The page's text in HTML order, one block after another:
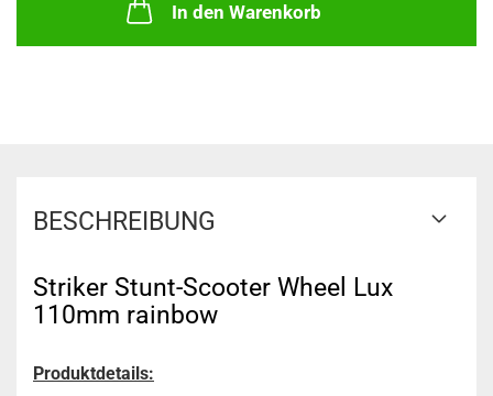
In den Warenkorb
BESCHREIBUNG
Striker Stunt-Scooter Wheel Lux
110mm rainbow
Produktdetails: